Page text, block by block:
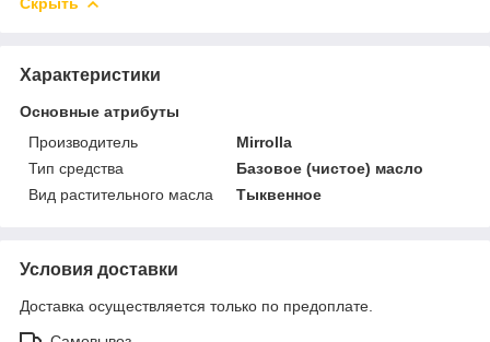
Характеристики
Основные атрибуты
Производитель
Mirrolla
Тип средства
Базовое (чистое) масло
Вид растительного масла
Тыквенное
Условия доставки
Доставка осуществляется только по предоплате.